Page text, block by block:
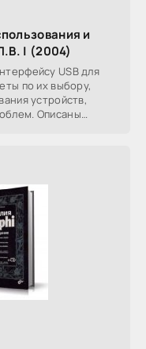
и
| (2004)
USB для
по их выбору,
устройств,
Описаны